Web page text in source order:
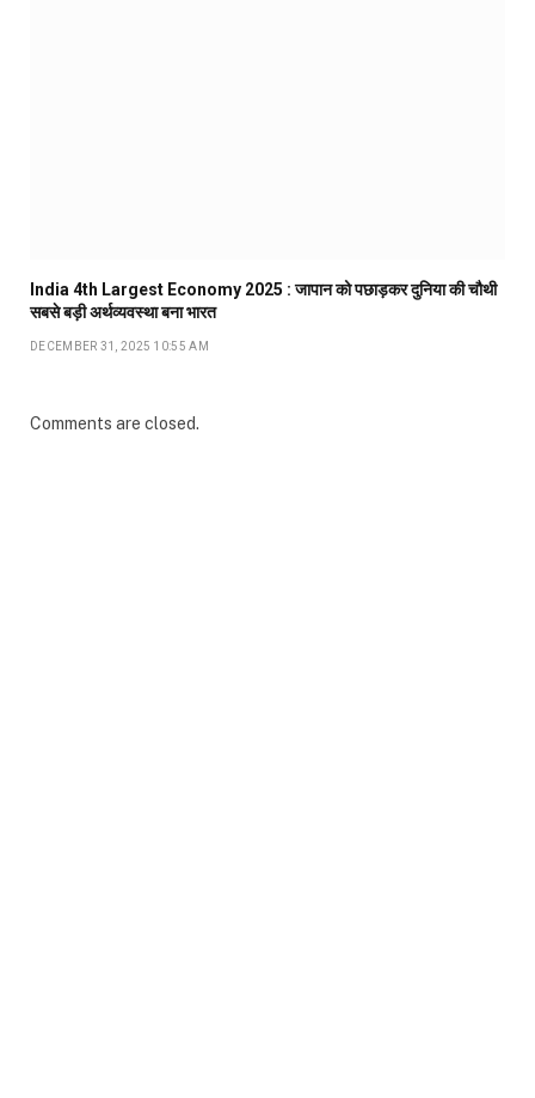
India 4th Largest Economy 2025 : जापान को पछाड़कर दुनिया की चौथी
सबसे बड़ी अर्थव्यवस्था बना भारत
DECEMBER 31, 2025 10:55 AM
Comments are closed.